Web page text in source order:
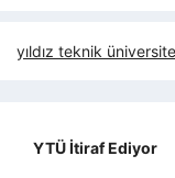
yıldız teknik
YTÜ İtiraf Ediyor